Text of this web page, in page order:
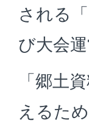
される
び大会
「郷土
えるた